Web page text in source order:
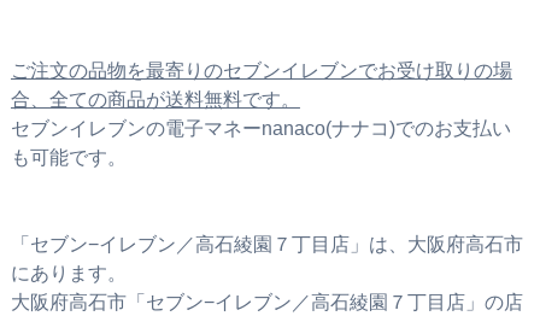
ご注文の品物を最寄りのセブンイレブンでお受け取りの場
合、全ての商品が送料無料です。
セブンイレブンの電子マネーnanaco(ナナコ)でのお支払い
も可能です。
「セブン−イレブン／高石綾園７丁目店」は、大阪府高石市
にあります。
大阪府高石市「セブン−イレブン／高石綾園７丁目店」の店